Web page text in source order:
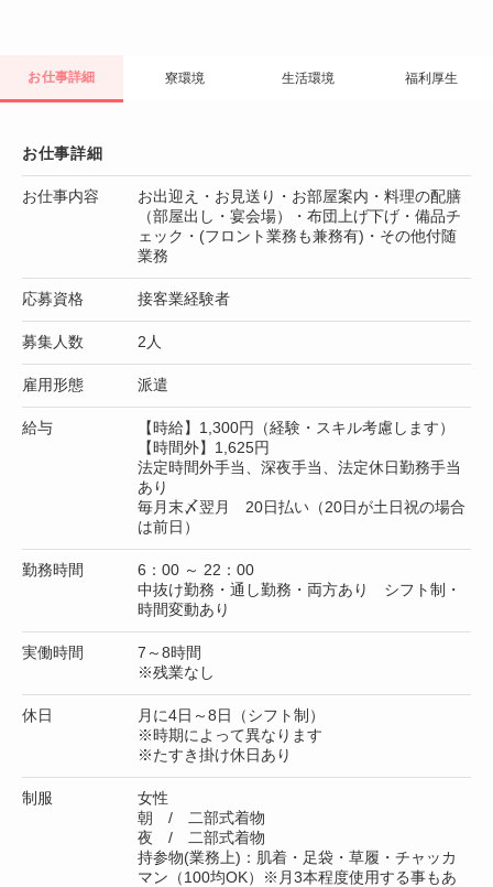
お仕事詳細 寮環境 生活環境 福利厚生
お仕事詳細
お仕事内容
お出迎え・お見送り・お部屋案内・料理の配膳
（部屋出し・宴会場）・布団上げ下げ・備品チ
ェック・(フロント業務も兼務有)・その他付随
業務
応募資格 接客業経験者
募集人数 2人
雇用形態 派遣
給与
【時給】1,300円（経験・スキル考慮します）
【時間外】1,625円
法定時間外手当、深夜手当、法定休日勤務手当
あり
毎月末〆翌月 20日払い（20日が土日祝の場合
は前日）
勤務時間
6：00 ～ 22：00
中抜け勤務・通し勤務・両方あり シフト制・
時間変動あり
実働時間
7～8時間
※残業なし
休日
月に4日～8日（シフト制）
※時期によって異なります
※たすき掛け休日あり
制服
女性
朝 / 二部式着物
夜 / 二部式着物
持参物(業務上)：肌着・足袋・草履・チャッカ
マン（100均OK）※月3本程度使用する事もあ